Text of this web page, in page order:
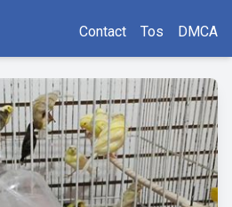
Contact Tos DMCA